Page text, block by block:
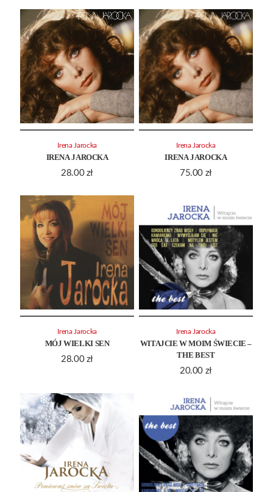
IRENA JAROCKA
28.00 zł
Irena Jarocka
IRENA JAROCKA
75.00 zł
Irena Jarocka
MÓJ WIELKI SEN
28.00 zł
Irena Jarocka
WITAJCIE W MOIM ŚWIECIE –
THE BEST
20.00 zł
Irena Jarocka